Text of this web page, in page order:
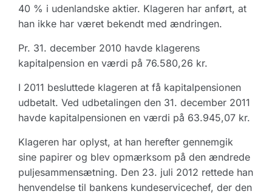
40 % i udenlandske aktier. Klageren har anført, at
han ikke har været bekendt med ændringen.
Pr. 31. december 2010 havde klagerens
kapitalpension en værdi på 76.580,26 kr.
I 2011 besluttede klageren at få kapitalpensionen
udbetalt. Ved udbetalingen den 31. december 2011
havde kapitalpensionen en værdi på 63.945,07 kr.
Klageren har oplyst, at han herefter gennemgik
sine papirer og blev opmærksom på den ændrede
puljesammensætning. Den 23. juli 2012 rettede han
henvendelse til bankens kundeservicechef, der den